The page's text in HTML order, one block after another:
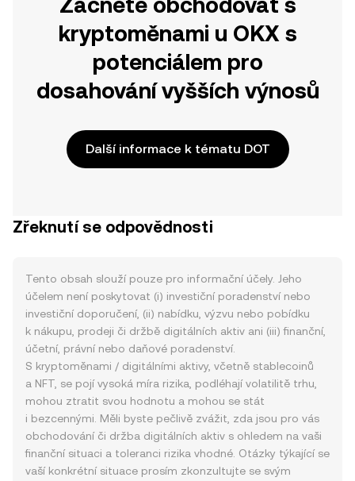
kryptoměnami u OKX s
potenciálem pro
dosahování vyšších výnosů
Další informace k tématu DOT
Zřeknutí se odpovědnosti
Tento obsah slouží pouze pro informační účely. Jeho
účelem není poskytovat (i) investiční poradenství nebo
investiční doporučení, (ii) nabídku, výzvu nebo pobídku
k nákupu, prodeji či držbě digitálních aktiv ani (iii) finanční,
účetní, právní nebo daňové poradenství.
S kryptoměnami / digitálními aktivy, včetně stablecoinů
a NFT, se pojí vysoká míra rizika, podléhají volatilitě trhu,
mohou ztratit svou hodnotu a mohou se stát
i bezcennými. Měli byste pečlivě zvážit, zda jsou pro vás
obchodování či držba digitálních aktiv s ohledem na vaši
finanční situaci a toleranci rizika vhodné. Otázky týkající se
vaší konkrétní situace prosím zkonzultujte se svým